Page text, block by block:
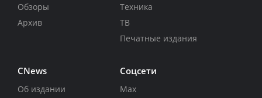
Обзоры
Архив
Техника
ТВ
Печатные издания
CNews
Об издании
Соцсети
Max